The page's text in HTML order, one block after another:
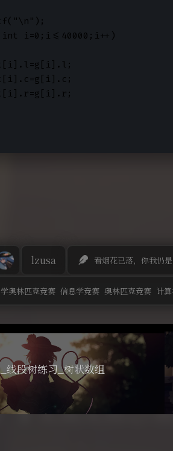
i=0;i<=40000;i++)
lzusa 看烟花已落，你我仍
奥林匹克竞赛 信息学竞赛 奥林匹克竞赛 计
线段树练习_树状数组